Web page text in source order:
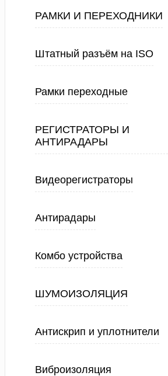
РАМКИ И ПЕРЕХОДНИКИ
Штатный разъём на ISO
Рамки переходные
РЕГИСТРАТОРЫ И
АНТИРАДАРЫ
Видеорегистраторы
Антирадары
Комбо устройства
ШУМОИЗОЛЯЦИЯ
Антискрип и уплотнители
Виброизоляция